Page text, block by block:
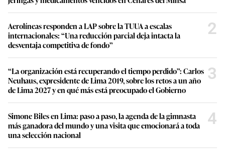
Aerolíneas responden a LAP sobre la TUUA a escalas
internacionales: “Una reducción parcial deja intacta la
desventaja competitiva de fondo”
2
“La organización está recuperando el tiempo perdido”: Carlos
Neuhaus, expresidente de Lima 2019, sobre los retos a un año
de Lima 2027 y en qué más está preocupado el Gobierno
3
Simone Biles en Lima: paso a paso, la agenda de la gimnasta
más ganadora del mundo y una visita que emocionará a toda
una selección nacional
4